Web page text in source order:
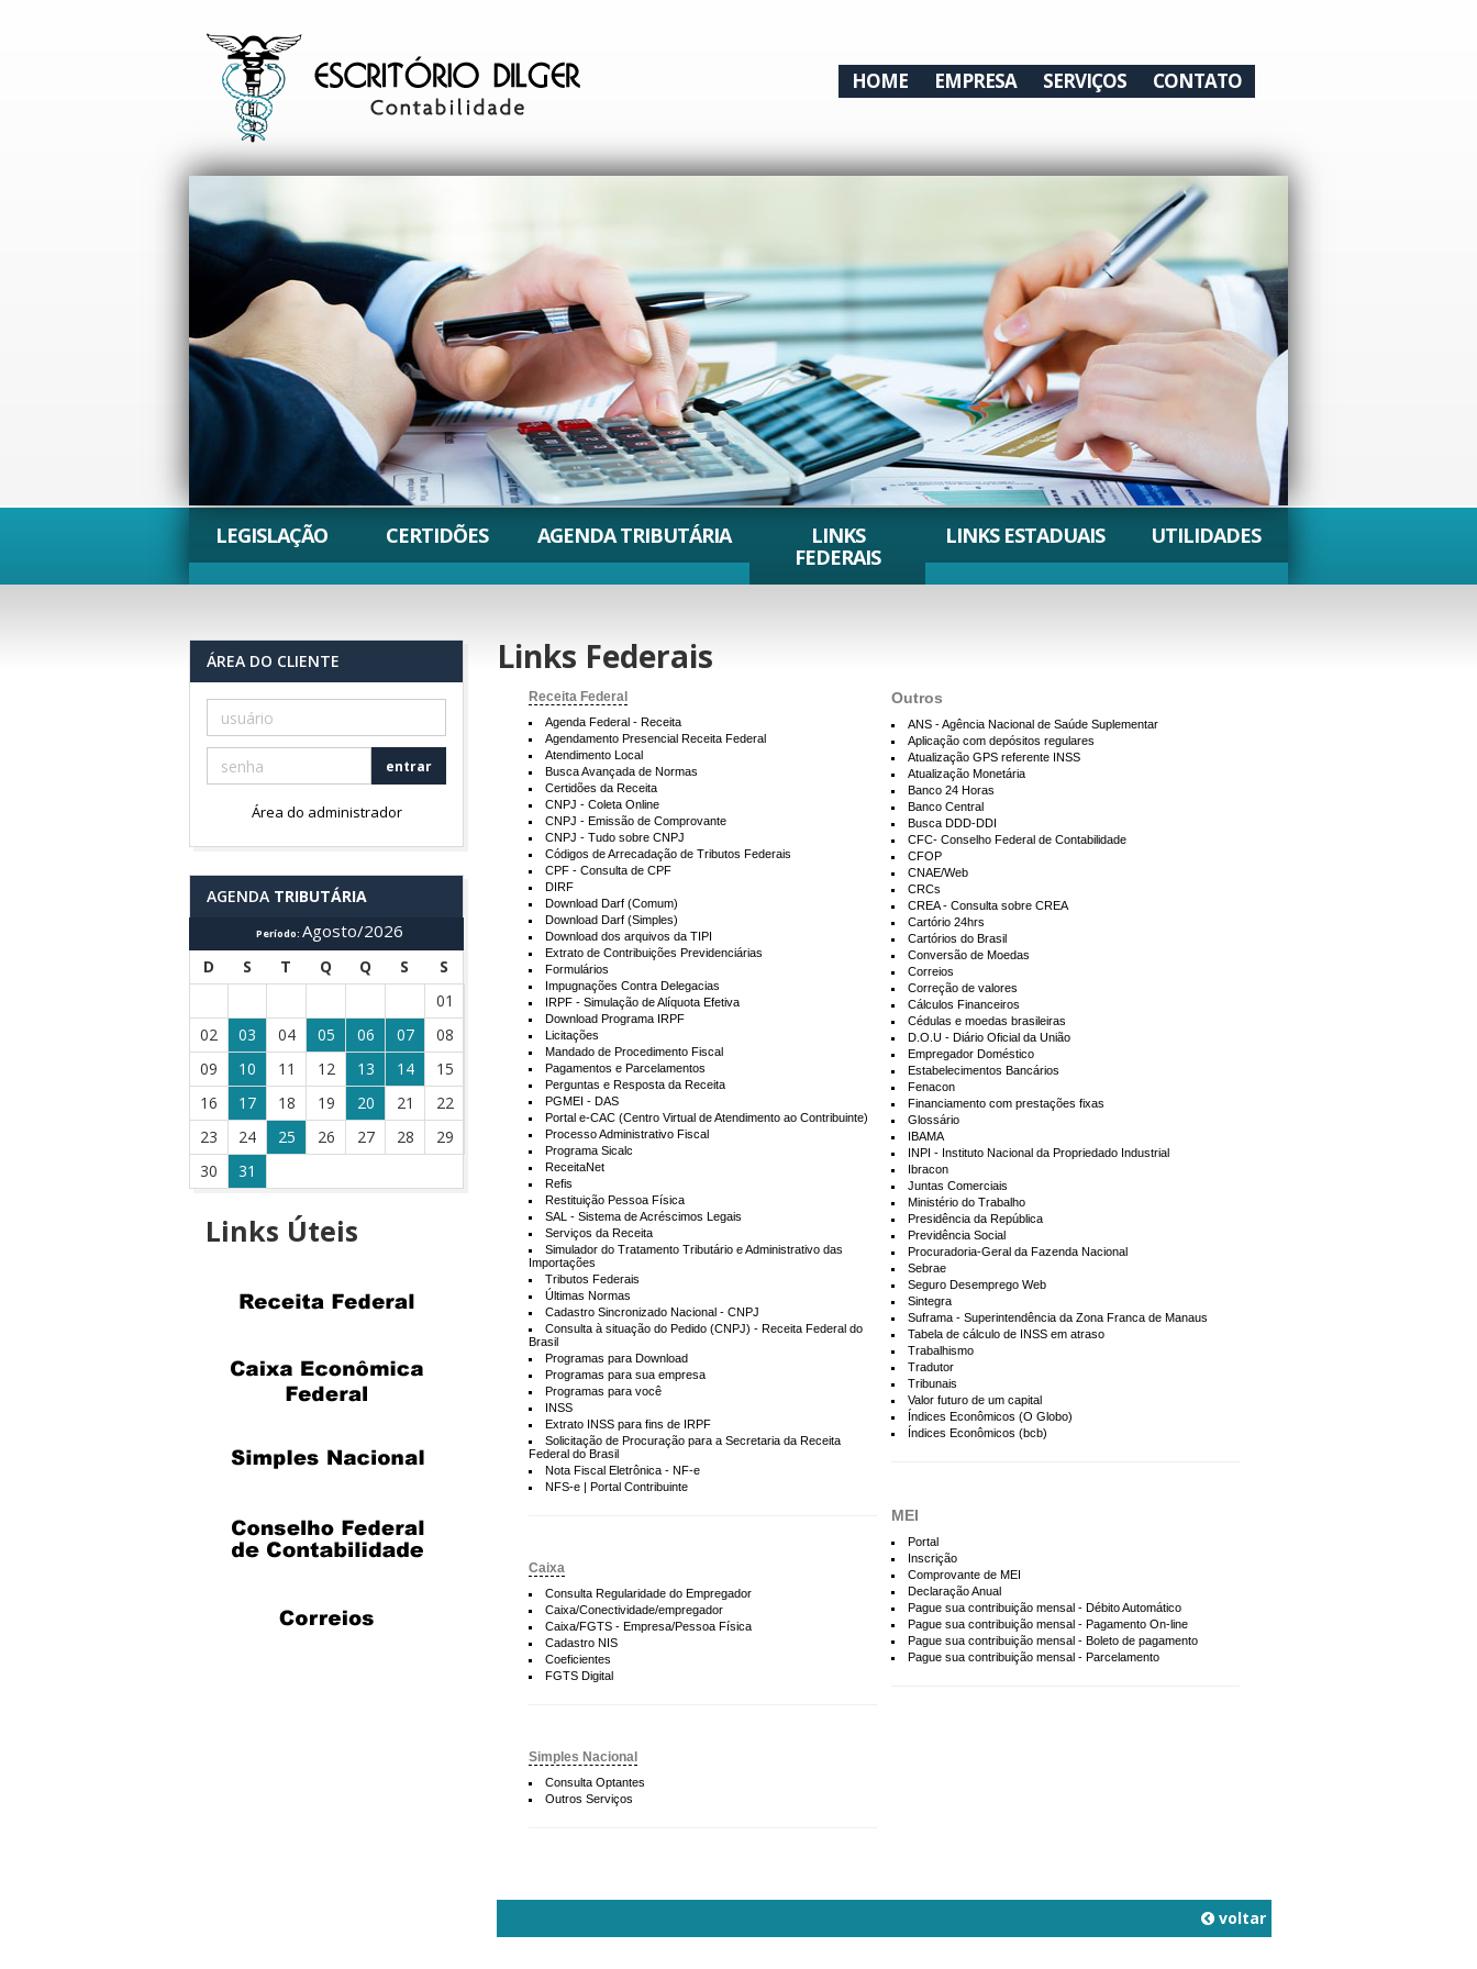
HOME EMPRESA SERVIÇOS CONTATO
LEGISLAÇÃO CERTIDÕES AGENDA TRIBUTÁRIA
LINKS
FEDERAIS
LINKS ESTADUAIS UTILIDADES
Links Federais
Receita Federal
Agenda Federal - Receita
Agendamento Presencial Receita Federal
Atendimento Local
Busca Avançada de Normas
Certidões da Receita
CNPJ - Coleta Online
CNPJ - Emissão de Comprovante
CNPJ - Tudo sobre CNPJ
Códigos de Arrecadação de Tributos Federais
CPF - Consulta de CPF
DIRF
Download Darf (Comum)
Download Darf (Simples)
Download dos arquivos da TIPI
Extrato de Contribuições Previdenciárias
Formulários
Impugnações Contra Delegacias
IRPF - Simulação de Alíquota Efetiva
Download Programa IRPF
Licitações
Mandado de Procedimento Fiscal
Pagamentos e Parcelamentos
Perguntas e Resposta da Receita
PGMEI - DAS
Portal e-CAC (Centro Virtual de Atendimento ao Contribuinte)
Processo Administrativo Fiscal
Programa Sicalc
ReceitaNet
Refis
Restituição Pessoa Física
SAL - Sistema de Acréscimos Legais
Serviços da Receita
Simulador do Tratamento Tributário e Administrativo das
Importações
Tributos Federais
Últimas Normas
Cadastro Sincronizado Nacional - CNPJ
Consulta à situação do Pedido (CNPJ) - Receita Federal do
Brasil
Programas para Download
Programas para sua empresa
Programas para você
INSS
Extrato INSS para fins de IRPF
Solicitação de Procuração para a Secretaria da Receita
Federal do Brasil
Nota Fiscal Eletrônica - NF-e
NFS-e | Portal Contribuinte
Caixa
Consulta Regularidade do Empregador
Caixa/Conectividade/empregador
Caixa/FGTS - Empresa/Pessoa Física
Cadastro NIS
Coeficientes
FGTS Digital
Simples Nacional
Consulta Optantes
Outros Serviços
Outros
ANS - Agência Nacional de Saúde Suplementar
Aplicação com depósitos regulares
Atualização GPS referente INSS
Atualização Monetária
Banco 24 Horas
Banco Central
Busca DDD-DDI
CFC- Conselho Federal de Contabilidade
CFOP
CNAE/Web
CRCs
CREA - Consulta sobre CREA
Cartório 24hrs
Cartórios do Brasil
Conversão de Moedas
Correios
Correção de valores
Cálculos Financeiros
Cédulas e moedas brasileiras
D.O.U - Diário Oficial da União
Empregador Doméstico
Estabelecimentos Bancários
Fenacon
Financiamento com prestações fixas
Glossário
IBAMA
INPI - Instituto Nacional da Propriedado Industrial
Ibracon
Juntas Comerciais
Ministério do Trabalho
Presidência da República
Previdência Social
Procuradoria-Geral da Fazenda Nacional
Sebrae
Seguro Desemprego Web
Sintegra
Suframa - Superintendência da Zona Franca de Manaus
Tabela de cálculo de INSS em atraso
Trabalhismo
Tradutor
Tribunais
Valor futuro de um capital
Índices Econômicos (O Globo)
Índices Econômicos (bcb)
MEI
Portal
Inscrição
Comprovante de MEI
Declaração Anual
Pague sua contribuição mensal - Débito Automático
Pague sua contribuição mensal - Pagamento On-line
Pague sua contribuição mensal - Boleto de pagamento
Pague sua contribuição mensal - Parcelamento
voltar
ÁREA DO CLIENTE
entrar
Área do administrador
AGENDA TRIBUTÁRIA
Período: Agosto/2026
D S T Q Q S
S
01
02
03 04 05 06 07
08
09
10 11 12 13 14
15
16
17 18 19 20 21
22
23
24 25 26 27 28
29
30
31
Links Úteis